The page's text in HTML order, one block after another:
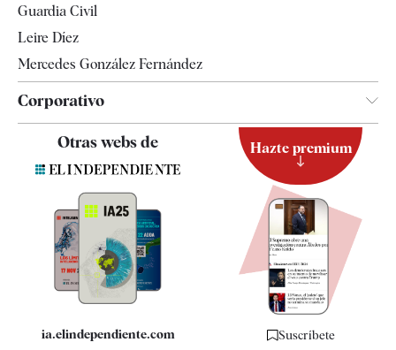
Guardia Civil
Leire Díez
Mercedes González Fernández
Corporativo
Contacto
Quiénes somos
Especificaciones
Otras webs de
ia.elindependiente.com
Hazte premium
Suscríbete